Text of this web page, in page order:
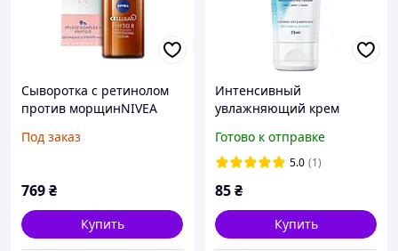
Сыворотка с ретинолом
против морщинNIVEA
Effect Serum
Под заказ
769₴
Купить
Интенсивный
увлажняющий крем
тела, с маслом жожоба и
витамином Е, 75 мл
Готово к отправке
5.0 (1)
85₴
Купить